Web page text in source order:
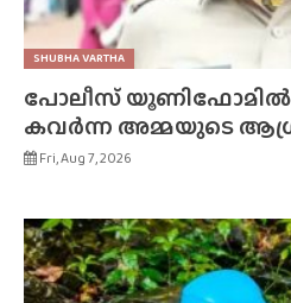
SHUBHA VARTHA
പോലീസ്
കവർന്ന അമ്മയുടെ
Fri, Aug 7, 2026